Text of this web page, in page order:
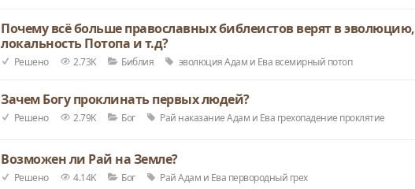
Почему всё больше православных библеистов верят в эволюцию,
локальность Потопа и т.д?
Решено 2.73K Библия эволюцияАдам и Ева всемирный потоп
Зачем Богу проклинать первых людей?
Решено 2.79K Бог Рай наказаниеАдам и Ева грехопадение проклятие
Возможен ли Рай на Земле?
Решено 4.14K Бог РайАдам и Ева первородный грех